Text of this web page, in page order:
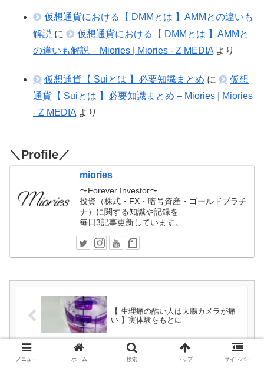
仮想通貨における【 DMMとは 】AMMとの違いも
解説 に
仮想通貨における【 DMMとは 】AMMと
の違いも解説 – Miories | Miories - Z MEDIA より
仮想通貨【 Suiとは 】必要知識まとめ に
仮想
通貨【 Suiとは 】必要知識まとめ – Miories | Miories
- Z MEDIA より
＼Profile／
miories
〜Forever Investor〜
投資（株式・FX・暗号資産・ゴールドプラチ
ナ）に関する知識や記録を
毎日3記事更新しています。
【 生理痛の酷い人は大腸カメラが痛
い 】実体験をもとに
メニュー ホーム 検索 トップ サイドバー